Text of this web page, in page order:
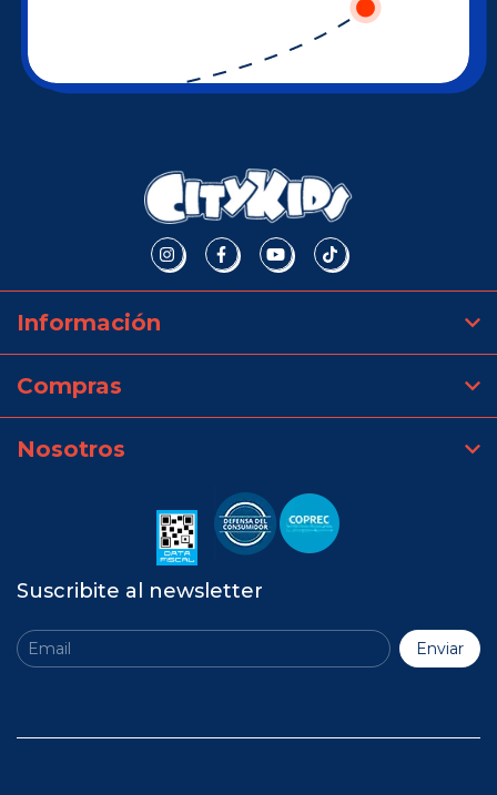
Información
Compras
Nosotros
Suscribite al newsletter